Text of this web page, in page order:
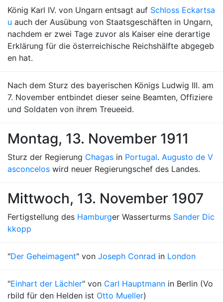
König Karl IV. von Ungarn entsagt auf Schloss Eckartsa
u auch der Ausübung von Staatsgeschäften in Ungarn,
nachdem er zwei Tage zuvor als Kaiser eine derartige
Erklärung für die österreichische Reichshälfte abgegeb
en hat.
Nach dem Sturz des bayerischen Königs Ludwig III. am
7. November entbindet dieser seine Beamten, Offiziere
und Soldaten von ihrem Treueeid.
Montag, 13. November 1911
Sturz der Regierung Chagas in Portugal. Augusto de V
asconcelos wird neuer Regierungschef des Landes.
Mittwoch, 13. November 1907
Fertigstellung des Hamburger Wasserturms Sander Dic
kkopp
"Der Geheimagent" von Joseph Conrad in London
"Einhart der Lächler" von Carl Hauptmann in Berlin (Vo
rbild für den Helden ist Otto Mueller)